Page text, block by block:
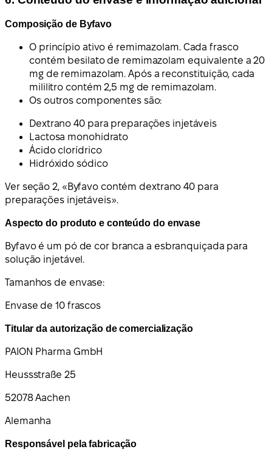
Composição de Byfavo
O princípio ativo é remimazolam. Cada frasco
contém besilato de remimazolam equivalente a 20
mg de remimazolam. Após a reconstituição, cada
mililitro contém 2,5 mg de remimazolam.
Os outros componentes são:
Dextrano 40 para preparações injetáveis
Lactosa monohidrato
Ácido clorídrico
Hidróxido sódico
Ver seção 2, «Byfavo contém dextrano 40 para
preparações injetáveis».
Aspecto do produto e conteúdo do envase
Byfavo é um pó de cor branca a esbranquiçada para
solução injetável.
Tamanhos de envase:
Envase de 10 frascos
Titular da autorização de comercialização
PAION Pharma GmbH
Heussstraße 25
52078 Aachen
Alemanha
Responsável pela fabricação